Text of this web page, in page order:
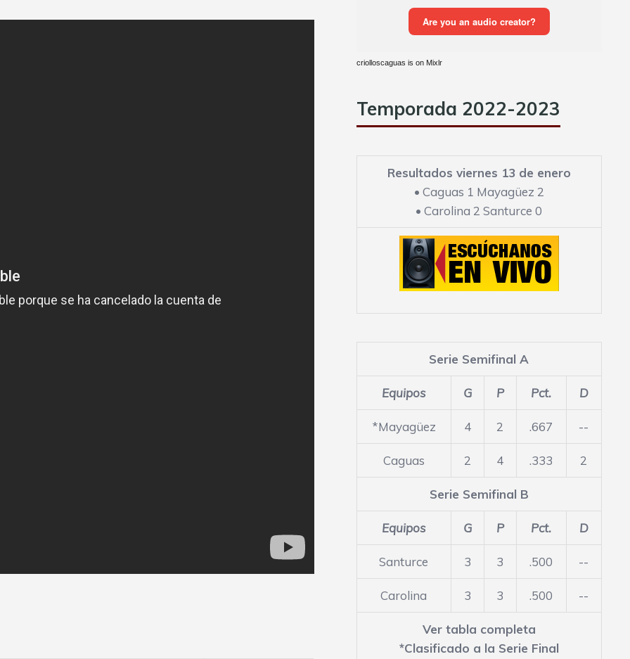
criolloscaguas is on Mixlr
Temporada 2022-2023
Resultados viernes 13 de enero
• Caguas 1 Mayagüez 2
•Carolina 2 Santurce 0
Serie Semifinal A
Equipos G P Pct. D
*Mayagüez 4 2 .667 --
Caguas 2 4 .333 2
Serie Semifinal B
Equipos G P Pct. D
Santurce 3 3 .500 --
Carolina 3 3 .500 --
Ver tabla completa
*Clasificado a la Serie Final